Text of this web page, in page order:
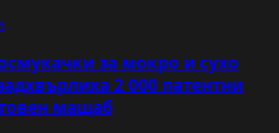
за мокро и сухо
2 000 патентни
мащаб